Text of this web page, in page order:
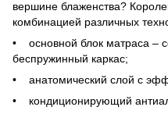
вершине блаженства?
комбинацией различных
• основной блок матраса –
беспружинный каркас;
• анатомический слой с
• кондиционирующий